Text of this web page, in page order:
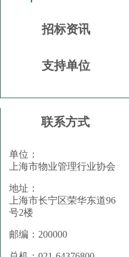
招标资讯
支持单位
联系方式
单位：
上海市物业管理行业协会
地址：
上海市长宁区荣华东道96
号2楼
邮编：200000